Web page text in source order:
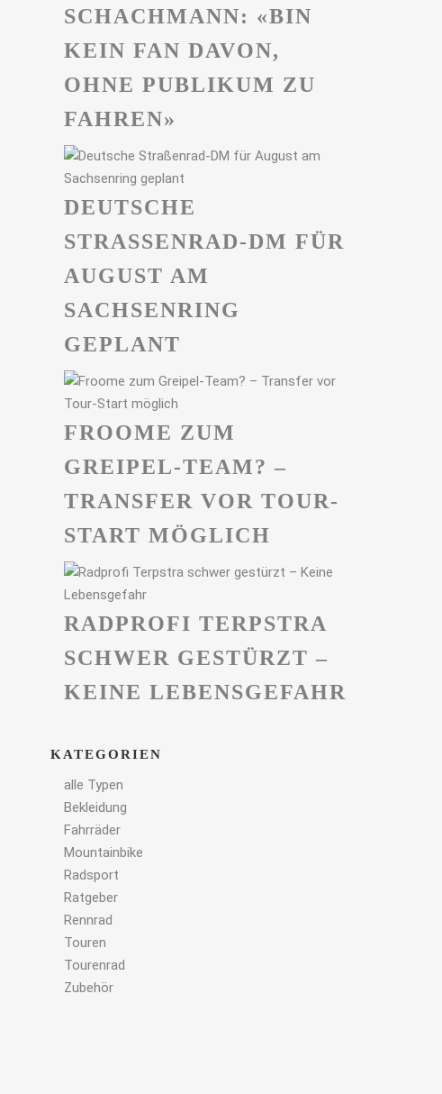
SCHACHMANN: «BIN
KEIN FAN DAVON,
OHNE PUBLIKUM ZU
FAHREN»
DEUTSCHE
STRASSENRAD-DM FÜR A
UGUST AM S
ACHSENRING G
EPLANT
FROOME ZUM
GREIPEL-TEAM? –
TRANSFER VOR TOUR-
START MÖGLICH
RADPROFI TERPSTRA
SCHWER GESTÜRZT –
KEINE LEBENSGEFAHR
KATEGORIEN
alle Typen
Bekleidung
Fahrräder
Mountainbike
Radsport
Ratgeber
Rennrad
Touren
Tourenrad
Zubehör